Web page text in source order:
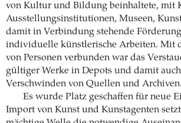
von Kultur und Bildung beinhaltete, mit
Ausstellungsinstitutionen, Museen,
damit in Verbindung stehende
individuelle künstlerische Arbeiten. Mit
von Personen verbunden war das
gültiger Werke in Depots und damit
Verschwinden von Quellen und Archiven.
Es wurde Platz geschaffen für neue
Import von Kunst und Kunstagenten